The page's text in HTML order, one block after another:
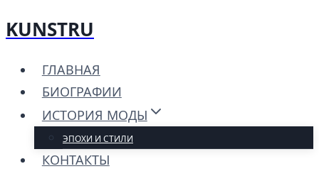
Перейти
содержимому
KUNSTRU
ГЛАВНАЯ
БИОГРАФИИ
ИСТОРИЯ МОДЫ
ЭПОХИ И СТИЛИ
КОНТАКТЫ